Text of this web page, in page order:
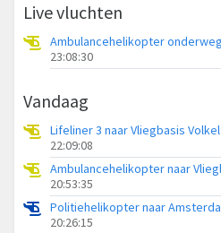
Live vluchten
23:08:30
Vandaag
Lifeliner 3 naar Vliegbasis Volkel
22:09:08
20:53:35
20:26:15